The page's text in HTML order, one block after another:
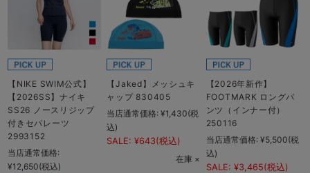
【NIKE SWIM公式】
【2026SS】ナイキ
SS26 ノースリジップ
付きセパレーツ
2993152
当店通常価格:
¥12,650(税込)
【Jaked】メッシュキ
ャップ 830405
当店通常価格: ¥1,430(税
込)
SALE: ¥643(税込)
在庫 ×
【2026年新作】
FOOTMARK ロングパ
ンツ（インナー付）
250116
当店通常価格: ¥5,500(税
込)
SALE: ¥3,465(税込)